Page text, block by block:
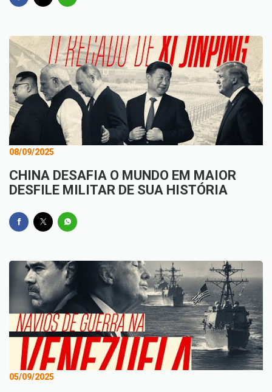
08/09/2025
CHINA DESAFIA O MUNDO EM MAIOR
DESFILE MILITAR DE SUA HISTÓRIA
05/09/2025